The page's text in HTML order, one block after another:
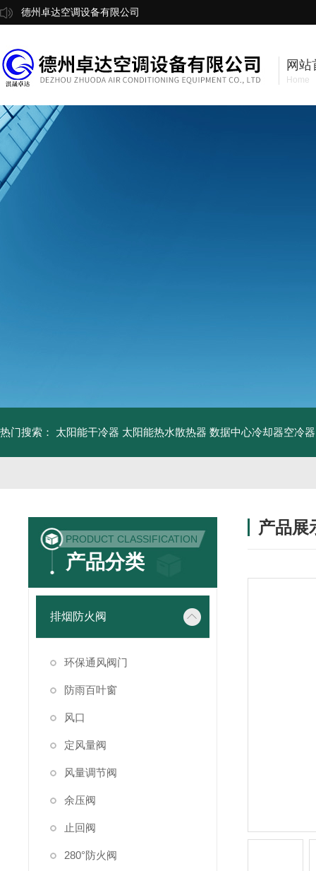
德州卓达空调设备有限公司
网站
Home
热门搜索： 太阳能干冷器 太阳能热水散热器 数据中心冷却器空冷器
PRODUCT CLASSIFICATION
产品分类
排烟防火阀
环保通风阀门
防雨百叶窗
风口
定风量阀
风量调节阀
余压阀
止回阀
280°防火阀
产品展